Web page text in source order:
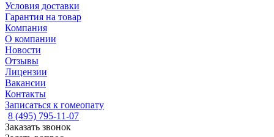
Условия доставки
Гарантия на товар
Компания
О компании
Новости
Отзывы
Лицензии
Вакансии
Контакты
Записаться к гомеопату
8 (495) 795-11-07
Заказать звонок